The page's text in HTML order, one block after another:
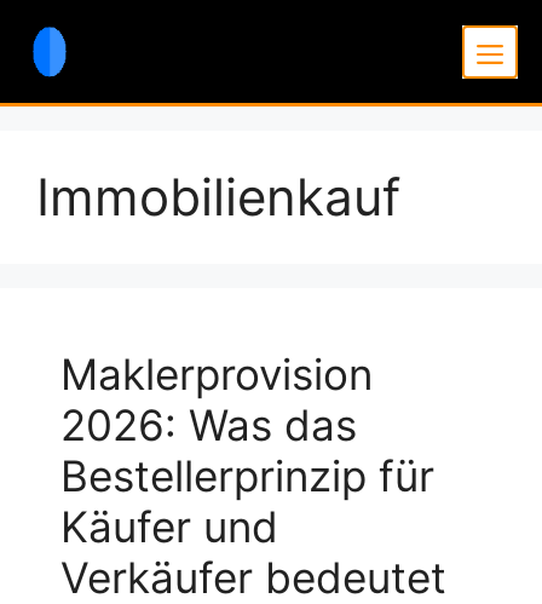
Inhalt
springen
Immobilienkauf
Maklerprovision
2026: Was das
Bestellerprinzip für
Käufer und
Verkäufer bedeutet